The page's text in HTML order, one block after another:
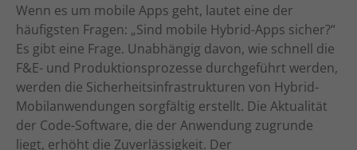
Wenn es um mobile Apps geht, lautet eine der
häufigsten Fragen: „Sind mobile Hybrid-Apps sicher?“
Es gibt eine Frage. Unabhängig davon, wie schnell die
F&E- und Produktionsprozesse durchgeführt werden,
werden die Sicherheitsinfrastrukturen von Hybrid-
Mobilanwendungen sorgfältig erstellt. Die Aktualität
der Code-Software, die der Anwendung zugrunde
liegt, erhöht die Zuverlässigkeit. Der